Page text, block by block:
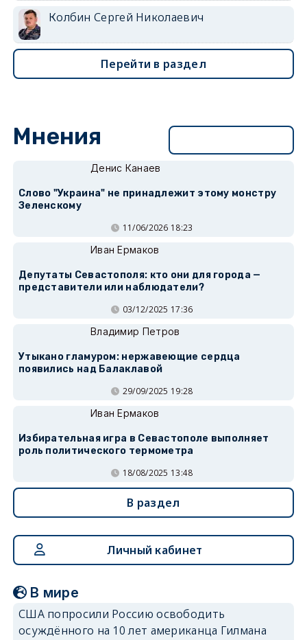
Колбин Сергей Николаевич
Перейти в раздел
Мнения
Денис Канаев
Слово "Украина" не принадлежит этому монстру
Зеленскому
11/06/2026 18:23
Иван Ермаков
Депутаты Севастополя: кто они для города —
представители или наблюдатели?
03/12/2025 17:36
Владимир Петров
Утыкано гламуром: нержавеющие сердца
появились над Балаклавой
29/09/2025 19:28
Иван Ермаков
Избирательная игра в Севастополе выполняет
роль политического термометра
18/08/2025 13:48
В раздел
Личный кабинет
В мире
США попросили Россию освободить
осуждённого на 10 лет американца Гилмана